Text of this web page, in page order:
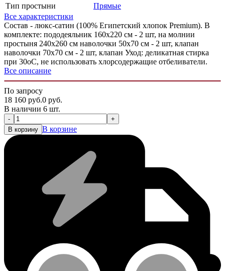
Тип простыни
Прямые
Все характеристики
Состав - люкс-сатин (100% Египетский хлопок Premium). В
комплекте: пододеяльник 160х220 см - 2 шт, на молнии
простыня 240х260 см наволочки 50х70 см - 2 шт, клапан
наволочки 70х70 см - 2 шт, клапан Уход: деликатная стирка
при 30оС, не использовать хлорсодержащие отбеливатели.
Все описание
По запросу
18 160 руб.0 руб.
В наличии 6 шт.
-
+
В корзину В корзине